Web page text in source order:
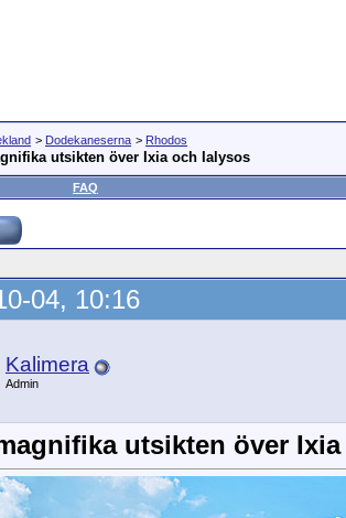
> Dodekaneserna > Rhodos
utsikten över Ixia och Ialysos
FAQ
04, 10:16
Kalimera
Admin
utsikten över